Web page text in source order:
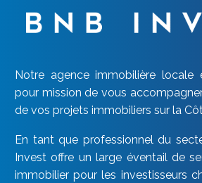
Notre agence immobilière locale
pour mission de vous
de vos projets immobiliers sur la
En tant que professionnel du
Invest offre un large éventail de
immobilier pour les investisseurs